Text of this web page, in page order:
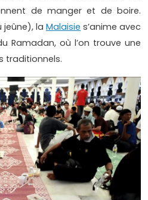
de manger et de boire.
jeûne), la Malaisie s’anime avec
Ramadan, où l’on trouve une
traditionnels.